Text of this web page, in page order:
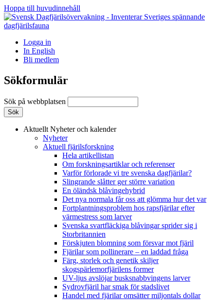
Hoppa till huvudinnehåll
Logga in
In English
Bli medlem
Sökformulär
Sök på webbplatsen
Aktuellt Nyheter och kalender
Nyheter
Aktuell fjärilsforskning
Hela artikellistan
Om forskningsartiklar och referenser
Varför förlorade vi tre svenska dagfjärilar?
Slingrande slåtter ger större variation
En öländsk blåvingehybrid
Det nya normala får oss att glömma hur det var
Fortplantningsproblem hos rapsfjärilar efter
värmestress som larver
Svenska svartfläckiga blåvingar sprider sig i
Storbritannien
Förskjuten blomning som försvar mot fjäril
Fjärilar som pollinerare – en laddad fråga
Färg, storlek och genetik skiljer
skogspärlemorfjärilens former
UV-ljus avslöjar busksnabbvingens larver
Sydrovfjäril har smak för stadslivet
Handel med fjärilar omsätter miljontals dollar